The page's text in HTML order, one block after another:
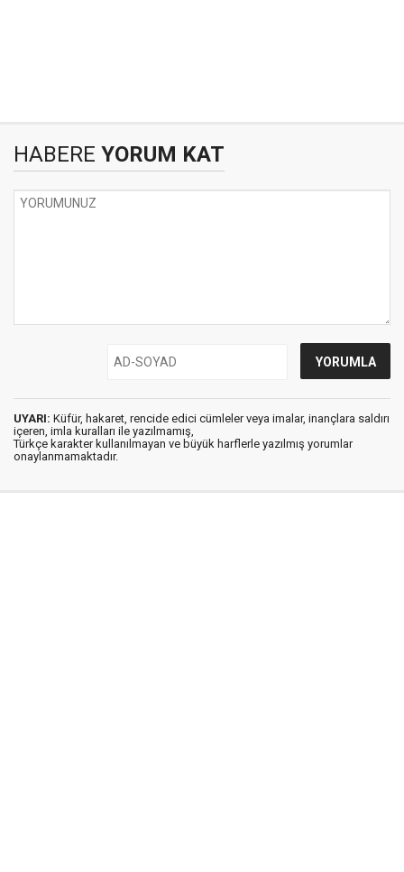
HABERE YORUM KAT
UYARI: Küfür, hakaret, rencide edici cümleler veya imalar, inançlara saldırı
içeren, imla kuralları ile yazılmamış,
Türkçe karakter kullanılmayan ve büyük harflerle yazılmış yorumlar
onaylanmamaktadır.